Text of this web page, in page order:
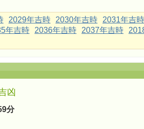
2029年吉時 2030年吉時
2031年吉時
年吉時 2036年吉時 2037年吉時
凶
分